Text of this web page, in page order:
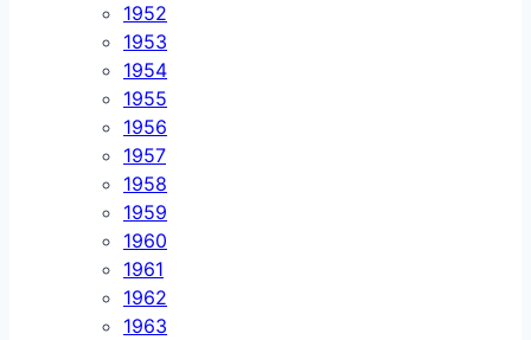
1952
1953
1954
1955
1956
1957
1958
1959
1960
1961
1962
1963